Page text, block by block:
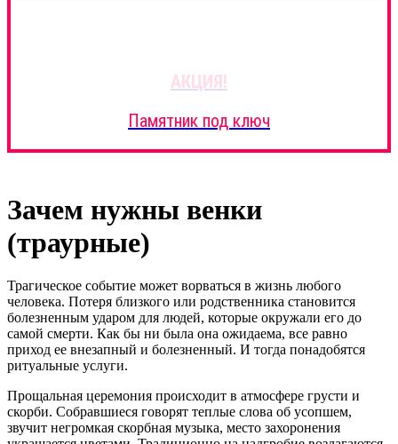
АКЦИЯ!
Памятник под ключ
Зачем нужны венки
(траурные)
Трагическое событие может ворваться в жизнь любого
человека. Потеря близкого или родственника становится
болезненным ударом для людей, которые окружали его до
самой смерти. Как бы ни была она ожидаема, все равно
приход ее внезапный и болезненный. И тогда понадобятся
ритуальные услуги.
Прощальная церемония происходит в атмосфере грусти и
скорби. Собравшиеся говорят теплые слова об усопшем,
звучит негромкая скорбная музыка, место захоронения